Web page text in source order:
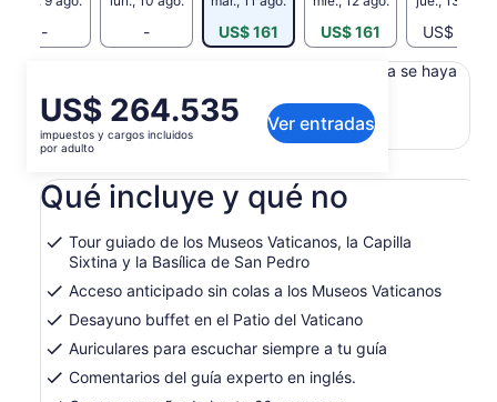
fechas
- - US$ 161 US$ 161 US$ 177
El
precio
es
US$ 264.535.
por
adulto
US$ 264.535
impuestos y cargos incluidos
por adulto
Ver entradas
Es posible que el contenido de esta página se haya
Ver el texto original (inglés)
Enviar comentarios sobre esta traducción
en
pestaña
Qué incluye y qué no
Tour guiado de los Museos Vaticanos, la Capilla
Sixtina y la Basílica de San Pedro
Acceso anticipado sin colas a los Museos Vaticanos
Desayuno buffet en el Patio del Vaticano
Auriculares para escuchar siempre a tu guía
Comentarios del guía experto en inglés.